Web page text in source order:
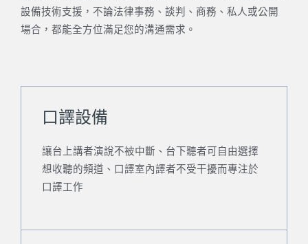
設備技術支援，不論法律事務、談判、商務、私人或公開
場合，都能全方位滿足您的溝通需求。
口譯設備
讓台上講者演說不被中斷、台下聽者可自由選擇
想收聽的頻道、口譯室內譯者不受干擾而專注於
口譯工作